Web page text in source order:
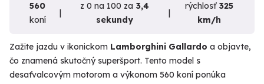
560
koní
z 0 na 100 za 3,4
sekundy
rýchlosť 325
km/h
Zažite jazdu v ikonickom Lamborghini Gallardo a objavte,
čo znamená skutočný superšport. Tento model s
desaťvalcovým motorom a výkonom 560 koní ponúka